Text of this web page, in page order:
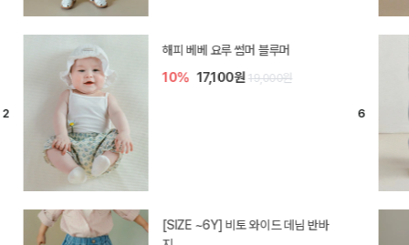
듀이 아기 바지
10% 17,100원 19,000원
[SIZE ~6Y] 라핀 카프리 팬츠